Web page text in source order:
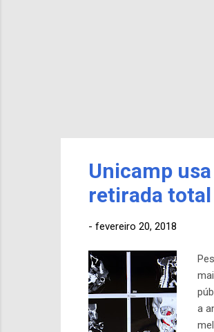
Unicamp
retirada total
- fevereiro 20, 2018
a